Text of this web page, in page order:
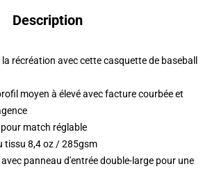
Description
récréation avec cette casquette de baseball
moyen à élevé avec facture courbée et
match réglable
tissu 8,4 oz / 285gsm
panneau d'entrée double-large pour une